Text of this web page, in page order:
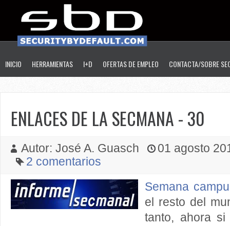
INICIO HERRAMIENTAS I+D OFERTAS DE EMPLEO CONTACTA/SOBRE
ENLACES DE LA SECMANA - 30
Autor: José A. Guasch
01 agosto
2 comentarios
Semana
el resto del
tanto, ahora